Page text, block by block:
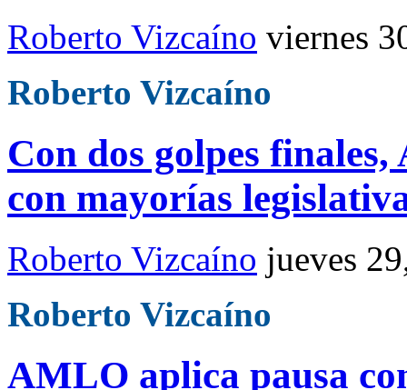
Roberto Vizcaíno viernes
Roberto Vizcaíno
Con dos golpes
con mayorías
Roberto Vizcaíno jueves
Roberto Vizcaíno
AMLO aplica pausa